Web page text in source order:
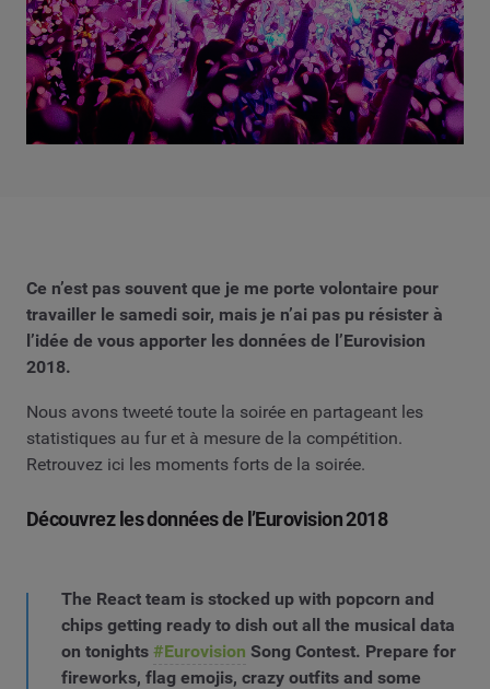
Ce n’est pas souvent que je me porte volontaire pour
travailler le samedi soir, mais je n’ai pas pu résister à
l’idée de vous apporter les données de l’Eurovision
2018.
Nous avons tweeté toute la soirée en partageant les
statistiques au fur et à mesure de la compétition.
Retrouvez ici les moments forts de la soirée.
Découvrez les données de l’Eurovision 2018
The React team is stocked up with popcorn and
chips getting ready to dish out all the musical data
on tonights #Eurovision Song Contest. Prepare for
fireworks, flag emojis, crazy outfits and some